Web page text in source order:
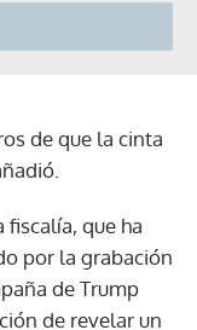
de que la cinta
que ha
por la grabación
de Trump
de revelar un